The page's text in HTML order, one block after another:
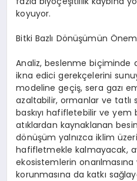
koyuyor.
Bitki Bazlı Dönüşümün
Analiz, beslenme biçiminde
ikna edici gerekçelerini
modeline geçiş, sera gazı
azaltabilir, ormanlar ve tatlı
baskıyı hafifletebilir ve yem
atıklardan kaynaklanan
dönüşüm yalnızca iklim
hafifletmekle kalmayacak,
ekosistemlerin
korunmasına da katkı